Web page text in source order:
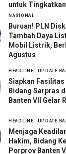
untuk
NASIONAL
Buruan! PLN
Tambah Daya
Mobil Listrik,
Agustus
HEADLINE UPDATE
Siapkan
Bidang Sarpras
Banten VII Gelar
HEADLINE UPDATE
Menjaga
Hakim, Bidang
Porprov Banten